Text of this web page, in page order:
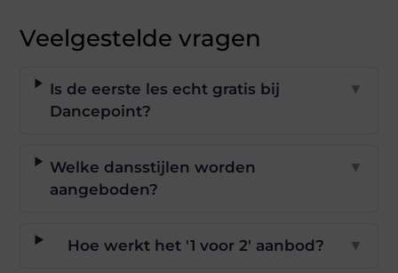
Veelgestelde vragen
Is de eerste les echt gratis bij
Dancepoint?
▼
Welke dansstijlen worden
aangeboden?
▼
Hoe werkt het '1 voor 2' aanbod? ▼